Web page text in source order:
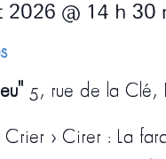
@ 14 h 30
5, rue de la Clé,
Crier > Cirer : La